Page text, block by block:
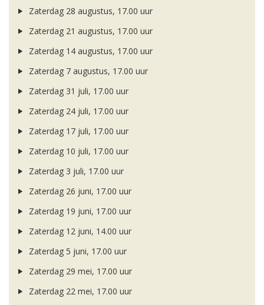
Zaterdag 28 augustus, 17.00 uur
Zaterdag 21 augustus, 17.00 uur
Zaterdag 14 augustus, 17.00 uur
Zaterdag 7 augustus, 17.00 uur
Zaterdag 31 juli, 17.00 uur
Zaterdag 24 juli, 17.00 uur
Zaterdag 17 juli, 17.00 uur
Zaterdag 10 juli, 17.00 uur
Zaterdag 3 juli, 17.00 uur
Zaterdag 26 juni, 17.00 uur
Zaterdag 19 juni, 17.00 uur
Zaterdag 12 juni, 14.00 uur
Zaterdag 5 juni, 17.00 uur
Zaterdag 29 mei, 17.00 uur
Zaterdag 22 mei, 17.00 uur